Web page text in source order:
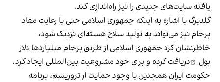
یافته سایت‌های جدیدی را نیز راه‌اندازی کند.
گلدبرگ با اشاره به اینکه جمهوری اسلامی حتی با رعایت مفاد
برجام نیز می‌تواند به تولید سلاح هسته‌ای نزدیک شود،
خاطرنشان کرد جمهوری اسلامی از طریق برجام میلیاردها دلار
پول
دریافت کرده و برای خود مشروعیت بین‌المللی ایجاد کرد.
حکومت ایران همچنین با وجود حمایت از تروریسم، برنامه